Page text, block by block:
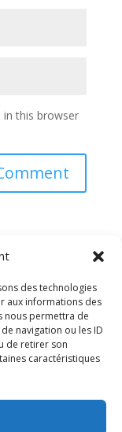
des technologies
aux informations des
nous permettra de
navigation ou les ID
de retirer son
caractéristiques
in this browser